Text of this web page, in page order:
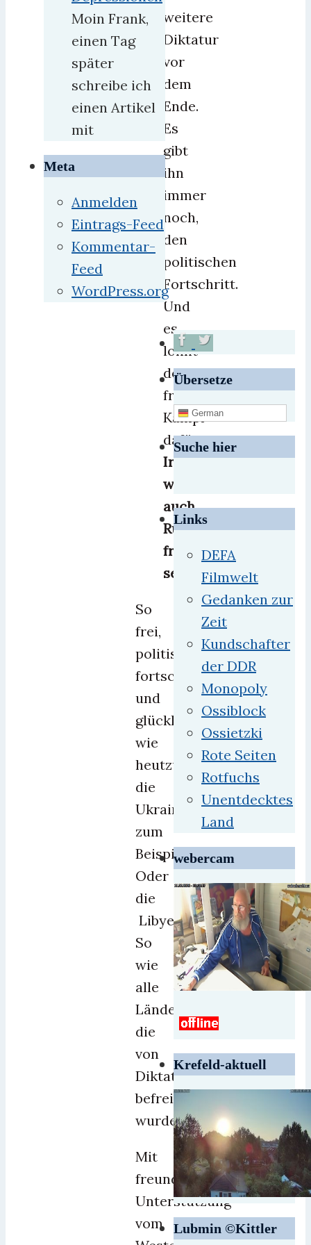
weitere
Diktatur
vor
dem
Ende.
Es
gibt
ihn
immer
noch,
den
politischen
Fortschritt.
Und
es
lohnt
der
friedliche
Kampf
dafür.
Irgendwann
wird
auch
Russland
frei
sein.
So
frei,
politisch
fortschrittlich
und
glücklich
wie
heutzutage
die
Ukrainer,
zum
Beispiel.
Oder
die
Libyer.
So
wie
alle
Länder,
die
von
Diktatoren
befreit
wurden.
Mit
freundlicher
Unterstützung
vom
Moin Frank,
einen Tag
später
schreibe ich
einen Artikel
mit
Meta
Anmelden
Eintrags-Feed
Kommentar-
Feed
WordPress.org
Übersetze
German
Suche hier
Links
DEFA
Filmwelt
Gedanken zur
Zeit
Kundschafter
der DDR
Monopoly
Ossiblock
Ossietzki
Rote Seiten
Rotfuchs
Unentdecktes
Land
webercam
Krefeld-aktuell
Lubmin ©Kittler